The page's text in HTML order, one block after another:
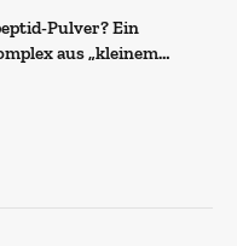
Pulver? Ein
aus „kleinem